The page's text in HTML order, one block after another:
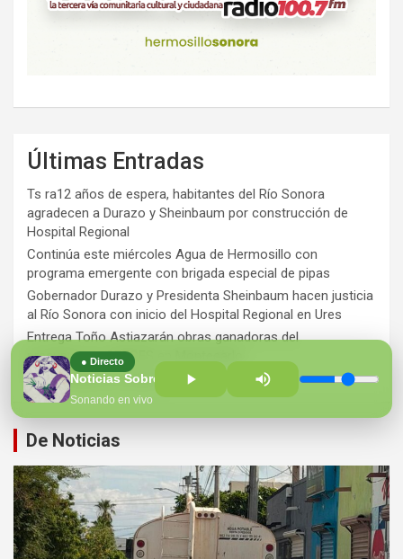
● Directo
Sonando en vivo
Últimas Entradas
Ts ra12 años de espera, habitantes del Río Sonora
agradecen a Durazo y Sheinbaum por construcción de
Hospital Regional
Continúa este miércoles Agua de Hermosillo con
programa emergente con brigada especial de pipas
Gobernador Durazo y Presidenta Sheinbaum hacen justicia
al Río Sonora con inicio del Hospital Regional en Ures
Entrega Toño Astiazarán obras ganadoras del
presupuesto CRECES en Montecarlo
¡Perversidad sin límites!
De Noticias